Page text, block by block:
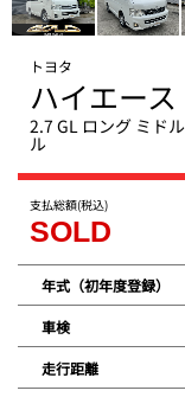
トヨタ
ハイエース
2.7 GL ロング ミド
ル
支払総額(税込)
SOLD
年式（初年度登録）
車検
走行距離